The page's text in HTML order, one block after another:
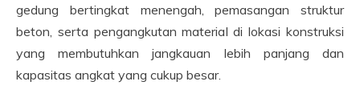
gedung bertingkat menengah, pemasangan struktur
beton, serta pengangkutan material di lokasi konstruksi
yang membutuhkan jangkauan lebih panjang dan
kapasitas angkat yang cukup besar.